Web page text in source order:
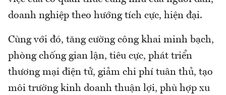
doanh nghiệp theo hướng tích cực, hiện đại.
Cùng với đó, tăng cường công khai minh bạch,
phòng chống gian lận, tiêu cực, phát triển
thương mại điện tử, giảm chi phí tuân thủ, tạo
môi trường kinh doanh thuận lợi, phù hợp xu